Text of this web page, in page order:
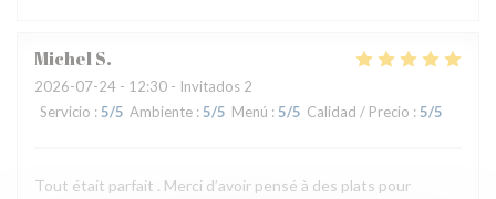
MichelS
2026-07-24 - 12:30 - Invitados 2
Servicio : 5/5 Ambiente : 5/5 Menú : 5/5 Calidad / Precio : 5/5
Tout était parfait . Merci d’avoir pensé à des plats pour